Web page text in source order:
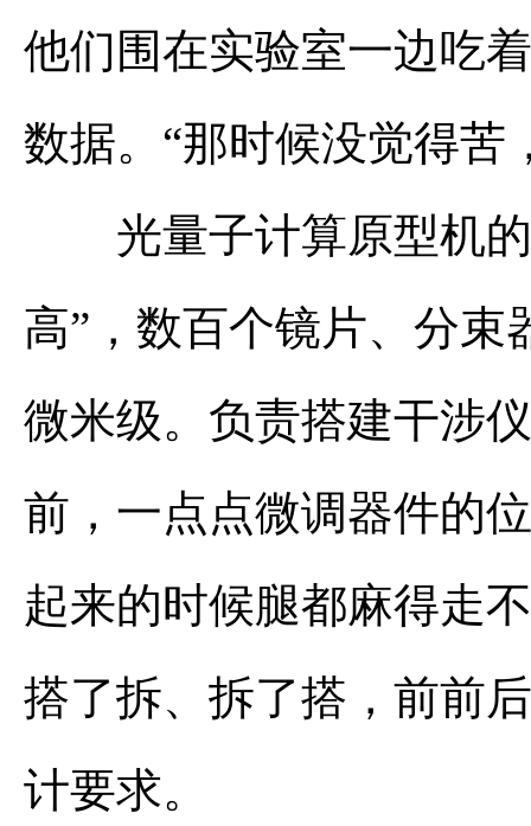
他们围在实验室一边吃
数据。“那时候没觉得苦
光量子计算原型机的
高”，数百个镜片、分束
微米级。负责搭建干涉
前，一点点微调器件的
起来的时候腿都麻得走
搭了拆、拆了搭，前前
计要求。